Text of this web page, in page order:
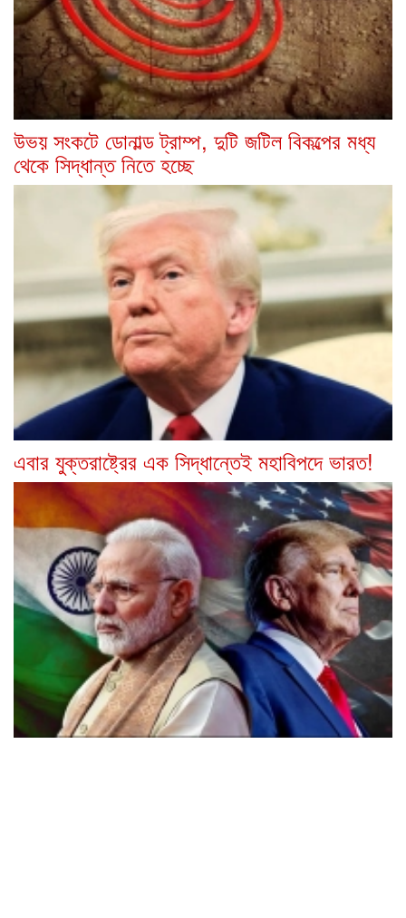
উভয় সংকটে ডোনাল্ড ট্রাম্প, দুটি জটিল বিকল্পের মধ্য
থেকে সিদ্ধান্ত নিতে হচ্ছে
এবার যুক্তরাষ্ট্রের এক সিদ্ধান্তেই মহাবিপদে ভারত!